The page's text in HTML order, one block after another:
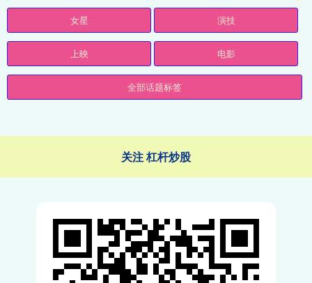
女星 演技
上映 电影
全部话题标签
关注 杠杆炒股